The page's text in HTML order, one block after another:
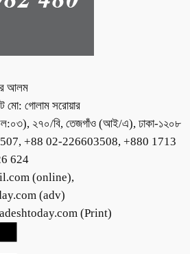
আলম
মো: গোলাম সরোয়ার
২৭০/বি, তেজগাঁও (আই/এ), ঢাকা-১২০৮
+88 02-226603508, +880 1713
624
(online),
(adv)
(Print)